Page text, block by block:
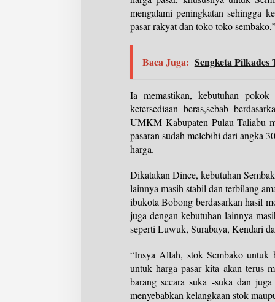
mengalami peningkatan sehingga
pasar rakyat dan toko toko
Baca Juga: Sengketa
Ia memastikan, kebutuhan
ketersediaan beras,sebab
UMKM Kabupaten Pulau Taliabu
pasaran sudah melebihi dari angka
harga.
Dikatakan Dince, kebutuhan
lainnya masih stabil dan terbilang
ibukota Bobong berdasarkan hasil
juga dengan kebutuhan lainnya
seperti Luwuk, Surabaya, Kendari
“Insya Allah, stok Sembako untuk
untuk harga pasar kita akan terus
barang secara suka -suka dan
menyebabkan kelangkaan stok